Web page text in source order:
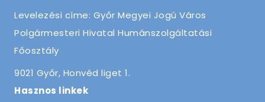
Levelezési címe: Győr Megyei Jogú Város
Polgármesteri Hivatal Humánszolgáltatási
Főosztály
9021 Győr, Honvéd liget 1.
Hasznos linkek